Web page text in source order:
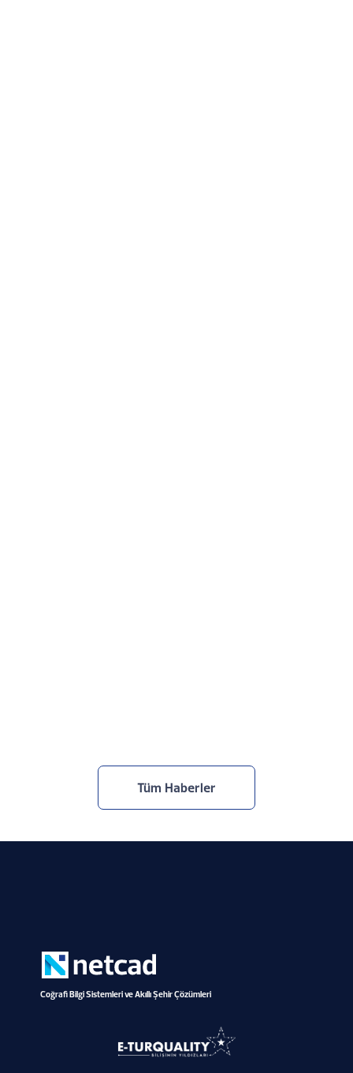
Tüm Haberler
Coğrafi Bilgi Sistemleri ve Akıllı Şehir Çözümleri